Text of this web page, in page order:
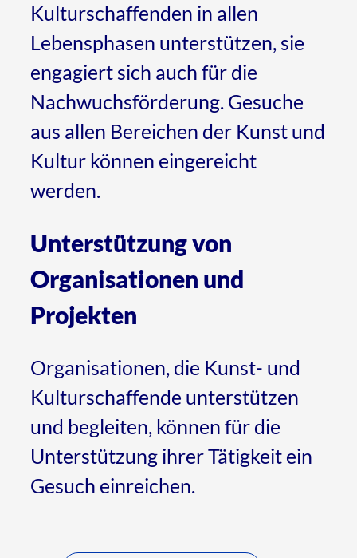
Kulturschaffenden in allen
Lebensphasen unterstützen, sie
engagiert sich auch für die
Nachwuchsförderung. Gesuche
aus allen Bereichen der Kunst und
Kultur können eingereicht
werden.
Unterstützung von
Organisationen und
Projekten
Organisationen, die Kunst- und
Kulturschaffende unterstützen
und begleiten, können für die
Unterstützung ihrer Tätigkeit ein
Gesuch einreichen.